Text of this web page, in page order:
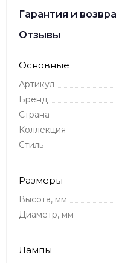
Гарантия и
Отзывы
Основные
Артикул
Бренд
Страна
Коллекция
Стиль
Размеры
Высота, мм
Диаметр, мм
Лампы